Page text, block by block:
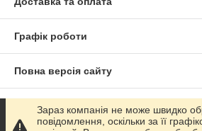
Графік роботи
Повна версія сайту
Сайт створено на маркетплейсі
Зараз компанія не може швидко
повідомлення, оскільки за її